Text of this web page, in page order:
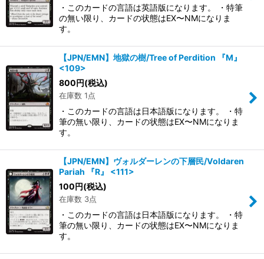
・このカードの言語は英語版になります。 ・特筆
の無い限り、カードの状態はEX〜NMになりま
す。
【JPN/EMN】地獄の樹/Tree of Perdition 『M』
<109>
800円(税込)
在庫数 1点
・このカードの言語は日本語版になります。 ・特
筆の無い限り、カードの状態はEX〜NMになりま
す。
【JPN/EMN】ヴォルダーレンの下層民/Voldaren
Pariah 『R』 <111>
100円(税込)
在庫数 3点
・このカードの言語は日本語版になります。 ・特
筆の無い限り、カードの状態はEX〜NMになりま
す。